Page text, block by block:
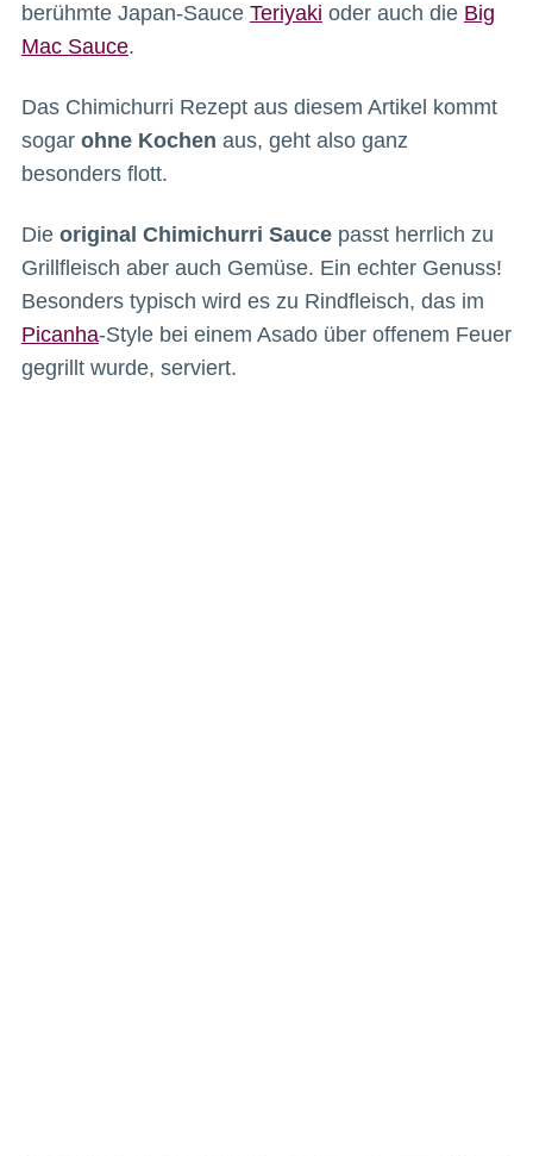
berühmte Japan-Sauce Teriyaki oder auch die Big
Mac Sauce.
Das Chimichurri Rezept aus diesem Artikel kommt
sogar ohne Kochen aus, geht also ganz
besonders flott.
Die original Chimichurri Saucepasst herrlich zu
Grillfleisch aber auch Gemüse. Ein echter Genuss!
Besonders typisch wird es zu Rindfleisch, das im
Picanha-Style bei einem Asado über offenem Feuer
gegrillt wurde, serviert.